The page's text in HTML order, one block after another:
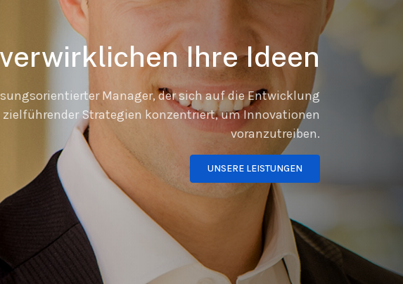
Ihre Ideen
Manager, der sich auf die Entwicklung
Strategien konzentriert, um Innovationen
voranzutreiben.
UNSERE LEISTUNGEN